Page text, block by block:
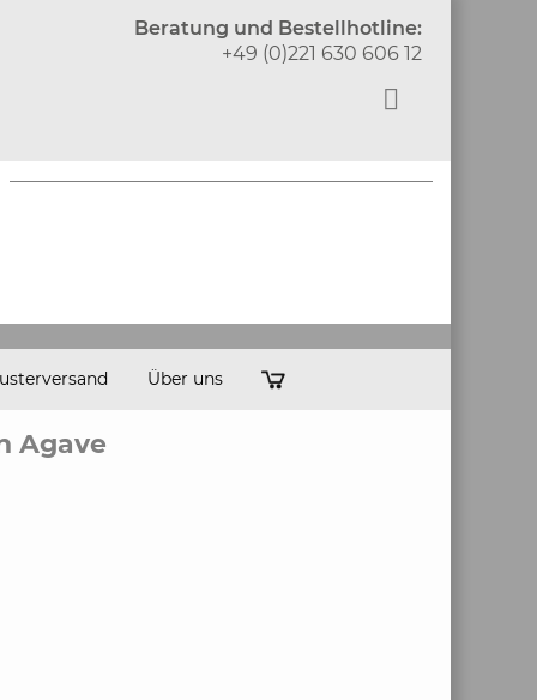
Beratung und Bestellhotline:
+49 (0)221 630 606 12
Über uns
Agave